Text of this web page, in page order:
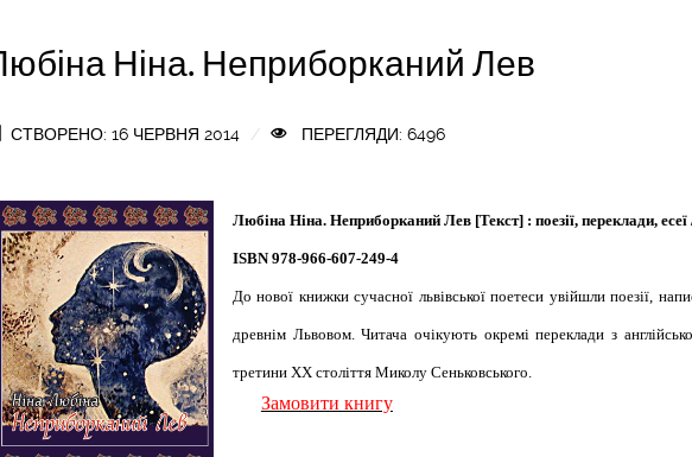
Ніна. Неприборканий Лев
СТВОРЕНО: 16 ЧЕРВНЯ 2014 ПЕРЕГЛЯДИ: 6496
Любіна Ніна. Неприборканий Лев [Текст] : поезії, переклади,
ISBN 978-966-607-249-4
До нової книжки сучасної львівської поетеси увійшли поезії,
древнім Львовом. Читача очікують окремі переклади з
третини XX століття Миколу Сеньковського.
Замовити книгу